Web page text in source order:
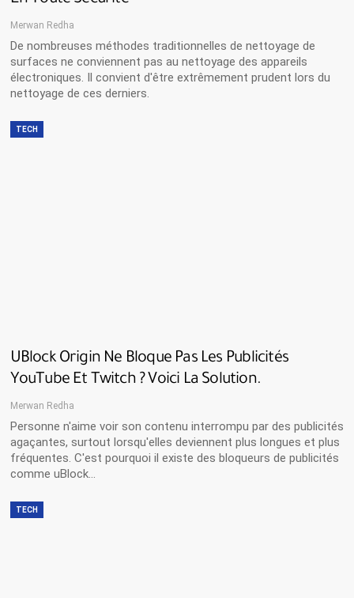
Merwan Redha
De nombreuses méthodes traditionnelles de nettoyage de
surfaces ne conviennent pas au nettoyage des appareils
électroniques. Il convient d'être extrêmement prudent lors du
nettoyage de ces derniers.
TECH
UBlock Origin Ne Bloque Pas Les Publicités
YouTube Et Twitch ? Voici La Solution.
Merwan Redha
Personne n'aime voir son contenu interrompu par des publicités
agaçantes, surtout lorsqu'elles deviennent plus longues et plus
fréquentes. C'est pourquoi il existe des bloqueurs de publicités
comme uBlock…
TECH